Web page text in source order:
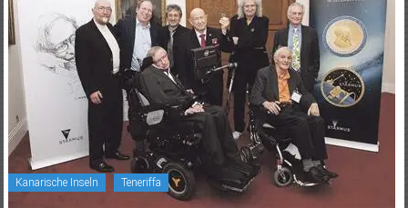
Inseln
Kanarische Inseln Teneriffa